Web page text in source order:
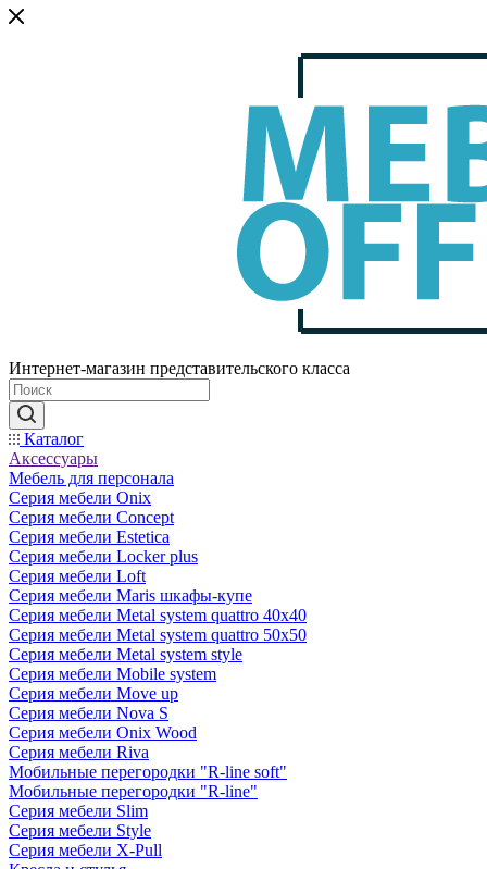
Интернет-магазин представительского класса
Каталог
Аксессуары
Мебель для персонала
Серия мебели Onix
Серия мебели Concept
Серия мебели Estetica
Серия мебели Locker plus
Серия мебели Loft
Серия мебели Maris шкафы-купе
Серия мебели Metal system quattro 40x40
Серия мебели Metal system quattro 50x50
Серия мебели Metal system style
Серия мебели Mobile system
Серия мебели Move up
Серия мебели Nova S
Серия мебели Onix Wood
Серия мебели Riva
Мобильные перегородки "R-line soft"
Мобильные перегородки "R-line"
Серия мебели Slim
Серия мебели Style
Серия мебели X-Pull